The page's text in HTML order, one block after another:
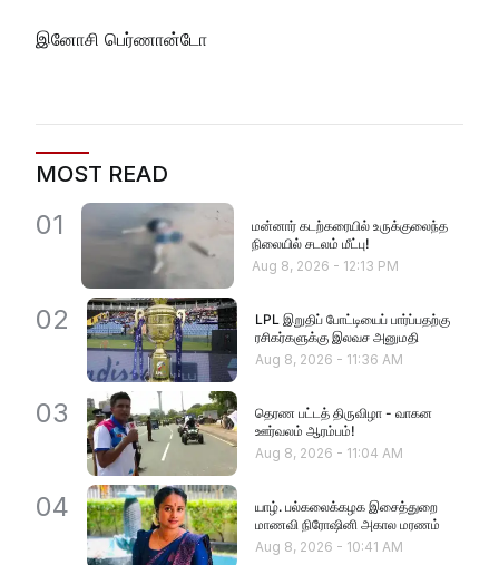
இனோசி பெர்ணான்டோ
MOST READ
01
மன்னார் கடற்கரையில் உருக்குலைந்த
நிலையில் சடலம் மீட்பு!
Aug 8, 2026 - 12:13 PM
02
LPL இறுதிப் போட்டியைப் பார்ப்பதற்கு
ரசிகர்களுக்கு இலவச அனுமதி
Aug 8, 2026 - 11:36 AM
03
தெரண பட்டத் திருவிழா - வாகன
ஊர்வலம் ஆரம்பம்!
Aug 8, 2026 - 11:04 AM
04
யாழ். பல்கலைக்கழக இசைத்துறை
மாணவி நிரோஷினி அகால மரணம்
Aug 8, 2026 - 10:41 AM